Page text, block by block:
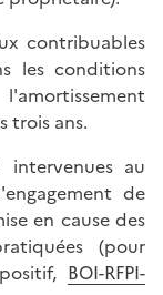
contribuables
les conditions
trois ans.
intervenues au
de
en cause des
(pour
BOI-RFPI-